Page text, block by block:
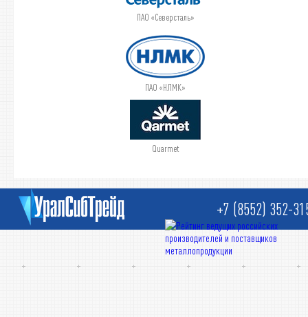
ПАО «Северсталь»
ПАО «НЛМК»
Quarmet
+7 (8552) 352-